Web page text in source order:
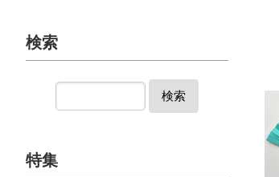
検索
検索
特集